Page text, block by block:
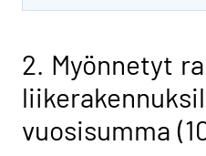
2. Myönnetyt
vuosisumma